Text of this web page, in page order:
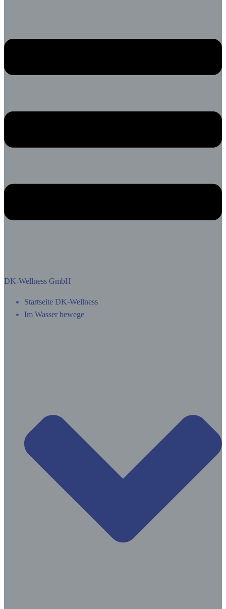
DK-Wellness GmbH
Startseite DK-Wellness
Im Wasser bewege